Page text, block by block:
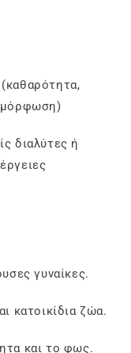
διαλύτες ή
γυναίκες.
κατοικίδια ζώα.
και το φως.